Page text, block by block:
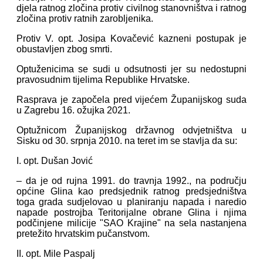
djela ratnog zločina protiv civilnog stanovništva i ratnog
zločina protiv ratnih zarobljenika.
Protiv V. opt. Josipa Kovačević kazneni postupak je
obustavljen zbog smrti.
Optuženicima se sudi u odsutnosti jer su nedostupni
pravosudnim tijelima Republike Hrvatske.
Rasprava je započela pred vijećem Županijskog suda
u Zagrebu 16. ožujka 2021.
Optužnicom Županijskog državnog odvjetništva u
Sisku od 30. srpnja 2010. na teret im se stavlja da su:
I. opt. Dušan Jović
– da je od rujna 1991. do travnja 1992., na području
općine Glina kao predsjednik ratnog predsjedništva
toga grada sudjelovao u planiranju napada i naredio
napade postrojba Teritorijalne obrane Glina i njima
podčinjene milicije "SAO Krajine" na sela nastanjena
pretežito hrvatskim pučanstvom.
II. opt. Mile Paspalj